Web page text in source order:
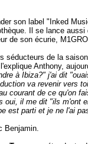
son label "Inked
Il se lance aussi
de son écurie, M1GRO.
séducteurs de la
Anthony,
à Ibiza?" j'ai dit
va revenir vers
courant de ce qu'on
il me dit "ils m'ont
est parti et je ne l'ai
Benjamin.